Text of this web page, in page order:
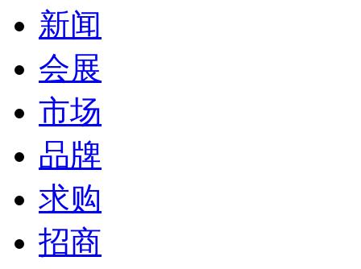
新闻
会展
市场
品牌
求购
招商